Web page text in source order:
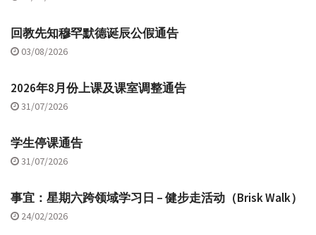
回教先知穆罕默德诞辰公假通告
03/08/2026
2026年8月份上课及课室调整通告
31/07/2026
学生停课通告
31/07/2026
事宜：星期六跨领域学习日 – 健步走活动（Brisk Walk）
24/02/2026